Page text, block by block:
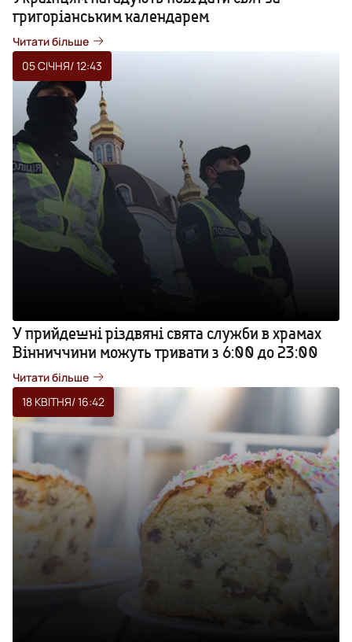
григоріанським календарем
Читати більше
05 СІЧНЯ/ 12:43
У прийдешні різдвяні свята служби в храмах
Вінниччини можуть тривати з 6:00 до 23:00
Читати більше
18 КВІТНЯ/ 16:42